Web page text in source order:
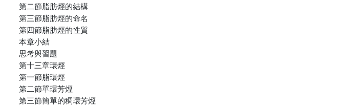
第二節脂肪烴的結構
第三節脂肪烴的命名
第四節脂肪烴的性質
本章小結
思考與習題
第十三章環烴
第一節脂環烴
第二節單環芳烴
第三節簡單的稠環芳烴